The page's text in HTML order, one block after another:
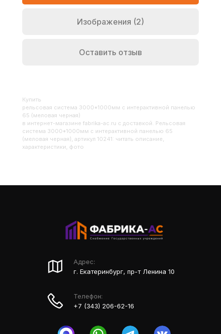
Изображения (2)
Оставить отзыв
Купить
Рельсовая система 3000*1000мм с интерактивной панелью
65 (меловая черная)
в интернет-магазине fabrika-ac.ru с доставкой. Рельсовая
система 3000*1000мм с интерактивной панелью 65
(меловая черная), артикул 10241: читать описание,
характеристики, фото
Адрес:
г. Екатеринбург, пр-т Ленина 10
Телефон:
+7 (343) 206-62-16